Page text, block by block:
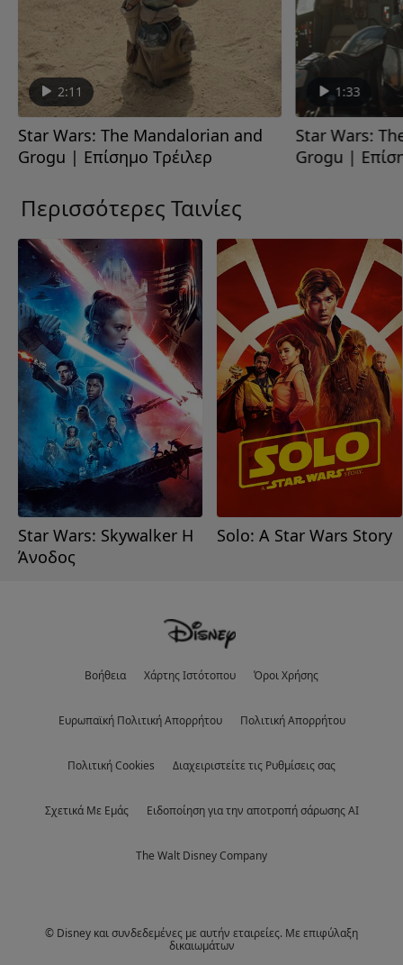
2:11
Star Wars: The Mandalorian and
Grogu | Επίσημο Tρέιλερ
1:33
Star Wars:
Grogu |
Περισσότερες Ταινίες
Star Wars: Skywalker Η
Άνοδος
Solo: A Star Wars Story
Βοήθεια Χάρτης Ιστότοπου Όροι Χρήσης
Eυρωπαϊκή Πολιτική Απορρήτου Πολιτική Απορρήτου
Πολιτική Cookies Διαχειριστείτε τις Ρυθμίσεις σας
Σχετικά Με Εμάς Ειδοποίηση για την αποτροπή σάρωσης AI
The Walt Disney Company
© Disney και συνδεδεμένες με αυτήν εταιρείες. Με επιφύλαξη
δικαιωμάτων